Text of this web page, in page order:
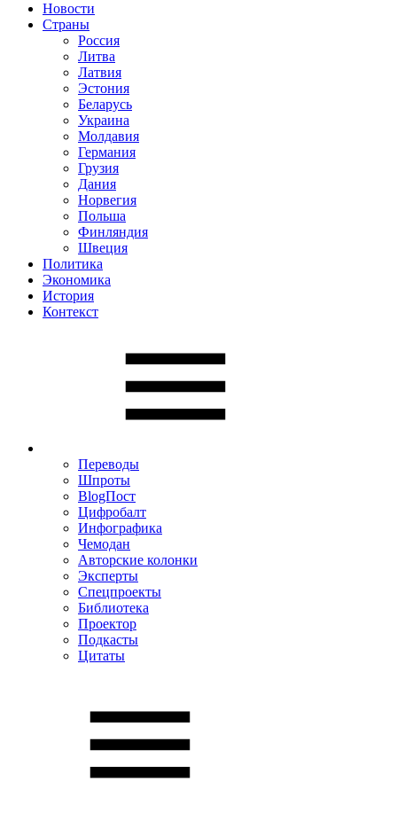
Новости
Страны
Россия
Литва
Латвия
Эстония
Беларусь
Украина
Молдавия
Германия
Грузия
Дания
Норвегия
Польша
Финляндия
Швеция
Политика
Экономика
История
Контекст
Переводы
Шпроты
BlogПост
Цифробалт
Инфографика
Чемодан
Авторские колонки
Эксперты
Спецпроекты
Библиотека
Проектор
Подкасты
Цитаты